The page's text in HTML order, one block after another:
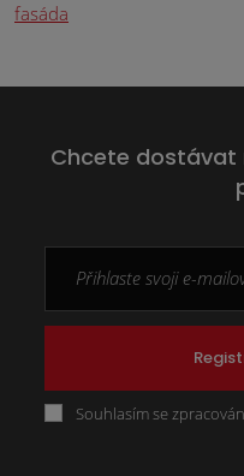
fasáda
Chcete dostávat
Souhlasím se